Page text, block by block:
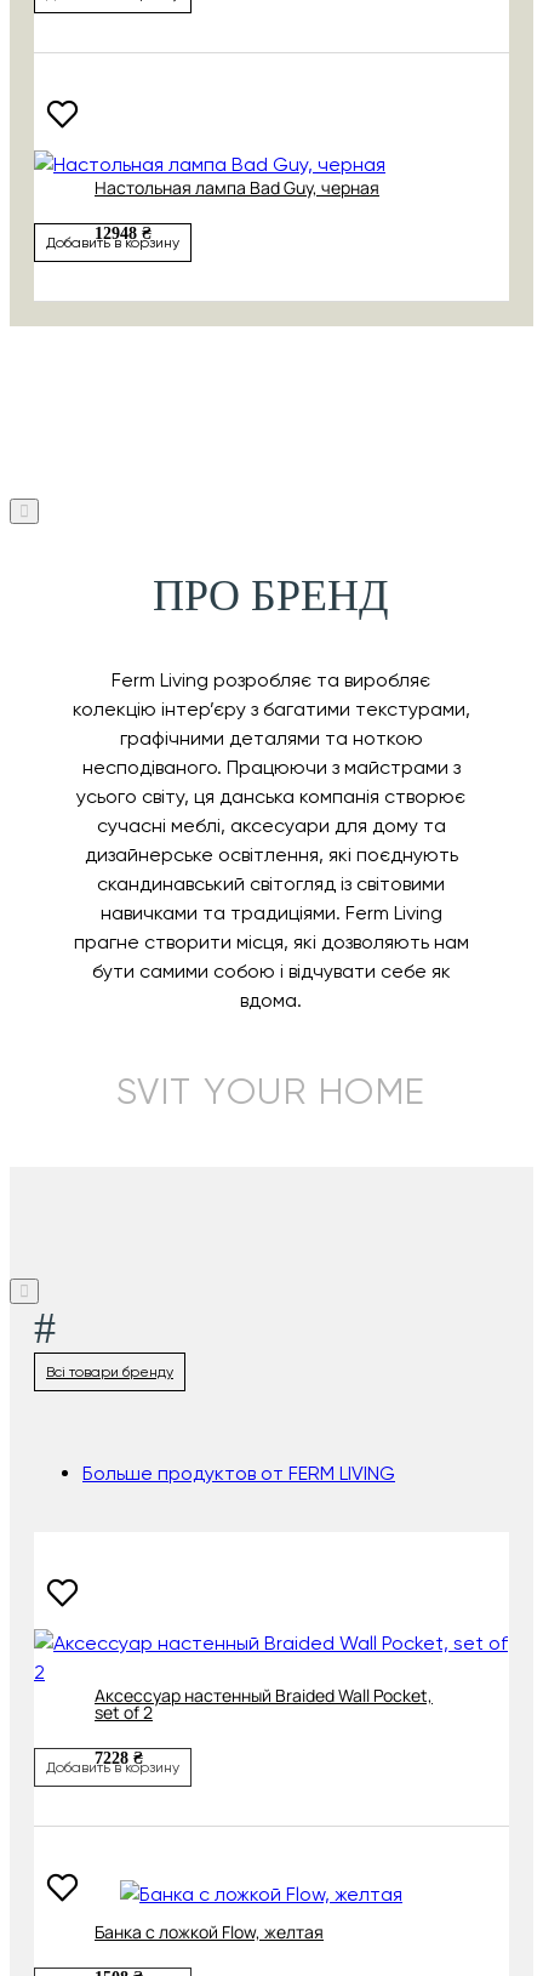
Настольная лампа Bad Guy, черная
12948 ₴
Добавить в корзину
ПРО БРЕНД
Ferm Living розробляє та виробляє
колекцію інтер’єру з багатими текстурами,
графічними деталями та ноткою
несподіваного. Працюючи з майстрами з
усього світу, ця данська компанія створює
сучасні меблі, аксесуари для дому та
дизайнерське освітлення, які поєднують
скандинавський світогляд із світовими
навичками та традиціями. Ferm Living
прагне створити місця, які дозволяють нам
бути самими собою і відчувати себе як
вдома.
SVIT YOUR HOME
#
Всі товари бренду
Больше продуктов от FERM LIVING
Аксессуар настенный Braided Wall Pocket,
set of 2
7228 ₴
Добавить в корзину
Банка с ложкой Flow, желтая